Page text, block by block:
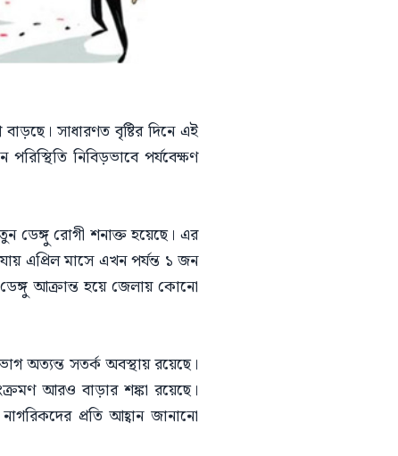
সাধারণত বৃষ্টির দিনে এই
নিবিড়ভাবে পর্যবেক্ষণ
ডেঙ্গু রোগী শনাক্ত হয়েছে। এর
এপ্রিল মাসে এখন পর্যন্ত ১ জন
ডেঙ্গু আক্রান্ত হয়ে জেলায় কোনো
অত্যন্ত সতর্ক অবস্থায় রয়েছে।
আরও বাড়ার শঙ্কা রয়েছে।
প্রতি আহ্বান জানানো